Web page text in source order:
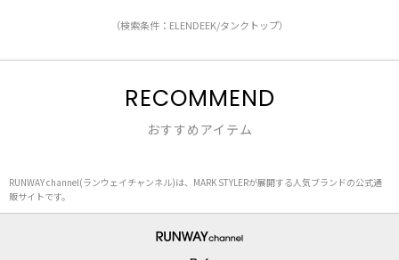
（検索条件：ELENDEEK/タンクトップ）
RECOMMEND
おすすめアイテム
RUNWAY channel(ランウェイチャンネル)は、MARK STYLERが展開する人気ブランドの公式通
販サイトです。